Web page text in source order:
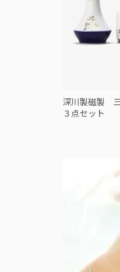
深川製磁製 三
３点セット